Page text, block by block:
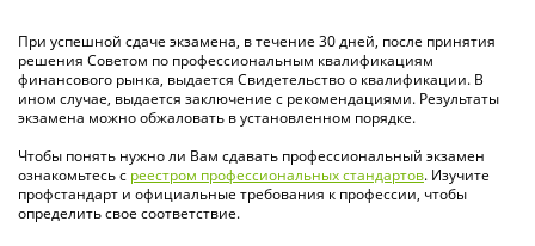
При успешной сдаче экзамена, в течение 30 дней, после принятия
решения Советом по профессиональным квалификациям
финансового рынка, выдается Свидетельство о квалификации. В
ином случае, выдается заключение с рекомендациями. Результаты
экзамена можно обжаловать в установленном порядке.
Чтобы понять нужно ли Вам сдавать профессиональный экзамен
ознакомьтесь с реестром профессиональных стандартов. Изучите
профстандарт и официальные требования к профессии, чтобы
определить свое соответствие.